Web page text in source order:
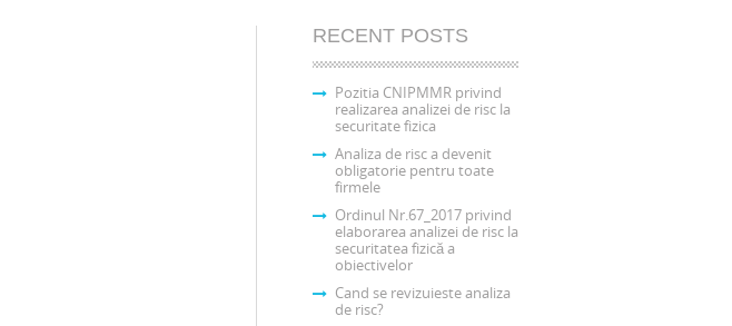
RECENT POSTS
Pozitia CNIPMMR privind
realizarea analizei de risc la
securitate fizica
Analiza de risc a devenit
obligatorie pentru toate
firmele
Ordinul Nr.67_2017 privind
elaborarea analizei de risc la
securitatea fizică a
obiectivelor
Cand se revizuieste analiza
de risc?